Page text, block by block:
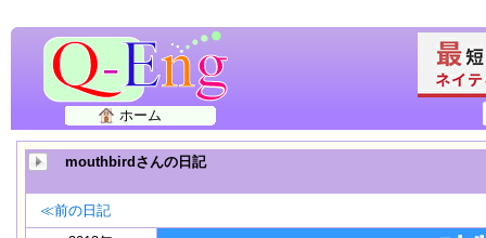
ホーム
mouthbirdさんの日記
≪前の日記